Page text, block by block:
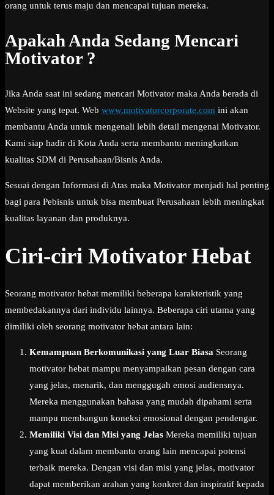
orang untuk terus maju dan mencapai tujuan mereka.
Apakah Anda Sedang Mencari
Motivator ?
Jika Anda saat ini sedang mencari Motivator maka Anda berada di
Website yang tepat. Web www.motivatorcorporate.com ini akan
membantu Anda untuk mengenali lebih detail mengenai Motivator.
Kami siap hadir di Kota Anda serta membantu meningkatkan
kualitas SDM di Perusahaan/Bisnis Anda.
Sesuai dengan Informasi di Atas maka Motivator menjadi hal penting
bagi para Pebisnis untuk bisa membuat Perusahaan lebih meningkat
kualitas layanan dan produknya.
Ciri-ciri Motivator Hebat
Seorang motivator hebat memiliki beberapa karakteristik yang
membedakannya dari individu lainnya. Beberapa ciri utama yang
dimiliki oleh seorang motivator hebat antara lain:
Kemampuan Berkomunikasi yang Luar Biasa Seorang
motivator hebat mampu menyampaikan pesan dengan cara
yang jelas, menarik, dan menggugah emosi audiensnya.
Mereka menggunakan bahasa yang mudah dipahami serta
mampu membangun koneksi emosional dengan pendengar.
Memiliki Visi dan Misi yang Jelas Mereka memiliki tujuan
yang kuat dalam membantu orang lain mencapai potensi
terbaik mereka. Dengan visi dan misi yang jelas, motivator
dapat memberikan arahan yang konkret dan inspiratif kepada